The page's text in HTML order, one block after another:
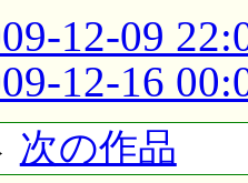
12-09
12-16
次の作品